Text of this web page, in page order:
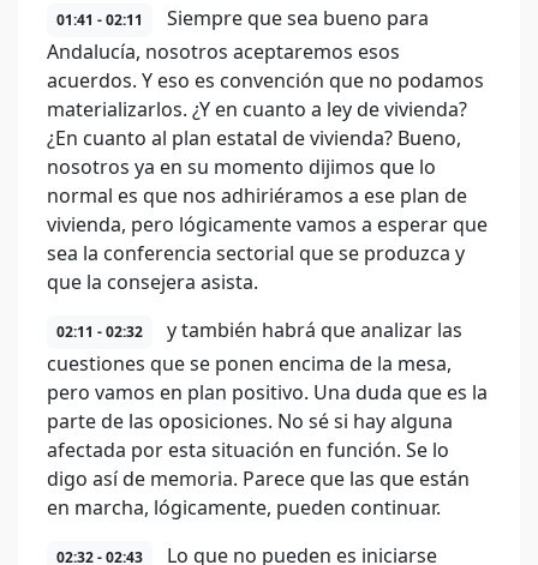
01:41 - 02:11
Siempre que sea bueno para
Andalucía, nosotros aceptaremos esos
acuerdos. Y eso es convención que no podamos
materializarlos. ¿Y en cuanto a ley de vivienda?
¿En cuanto al plan estatal de vivienda? Bueno,
nosotros ya en su momento dijimos que lo
normal es que nos adhiriéramos a ese plan de
vivienda, pero lógicamente vamos a esperar que
sea la conferencia sectorial que se produzca y
que la consejera asista.
02:11 - 02:32
y también habrá que analizar las
cuestiones que se ponen encima de la mesa,
pero vamos en plan positivo. Una duda que es la
parte de las oposiciones. No sé si hay alguna
afectada por esta situación en función. Se lo
digo así de memoria. Parece que las que están
en marcha, lógicamente, pueden continuar.
02:32 - 02:43
Lo que no pueden es iniciarse